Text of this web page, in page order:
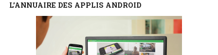
L’ANNUAIRE DES APPLIS ANDROID